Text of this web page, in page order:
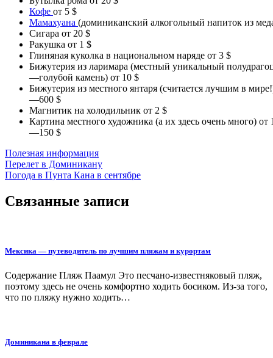
Кофе от 5 $
Мамахуана (доминиканский алкогольный напиток из
Сигара от 20 $
Ракушка от 1 $
Глиняная куколка в национальном наряде от 3 $
Бижутерия из ларимара (местный уникальный
—голубой камень) от 10 $
Бижутерия из местного янтаря (считается лучшим в
—600 $
Магнитик на холодильник от 2 $
Картина местного художника (а их здесь очень много) от
—150 $
Полезная информация
Навигация
по
записям
Перелет в Доминикану
Погода в Пунта Кана в сентябре
Связанные записи
Мексика — путеводитель по лучшим пляжам и курортам
Содержание Пляж Паамул Это песчано-известняковый пляж,
поэтому здесь не очень комфортно ходить босиком. Из-за того,
что по пляжу нужно ходить…
Доминикана в феврале